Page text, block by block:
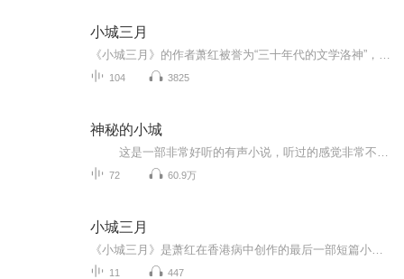
小城三月
104 3825
神秘的小城
72 60.9万
小城三月
11 447